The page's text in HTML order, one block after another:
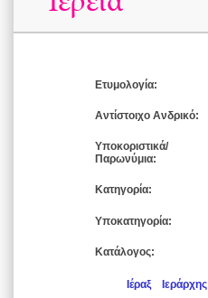
Ετυμολογία:
Αντίστοιχο Ανδρικό:
Υποκοριστικά/
Παρωνύμια:
Κατηγορία:
Υποκατηγορία:
Κατάλογος:
Ιέραξ Ιεράρχης